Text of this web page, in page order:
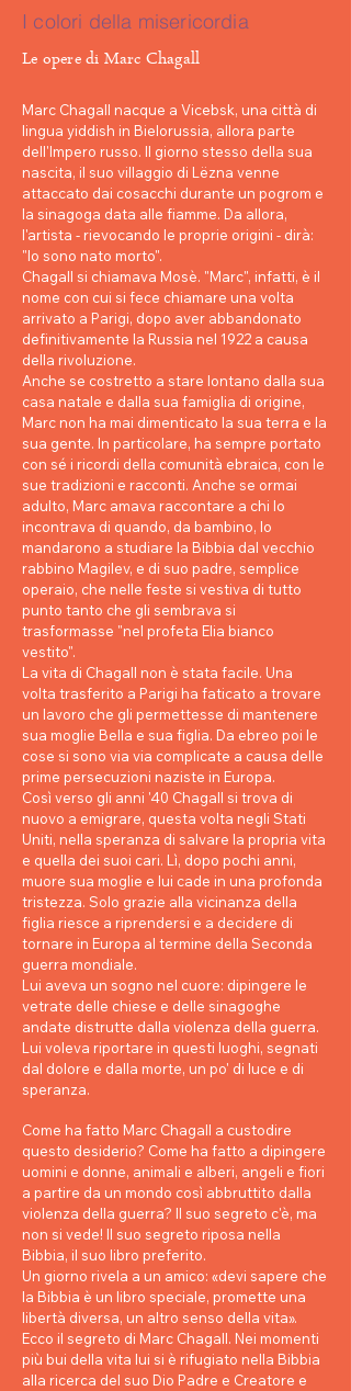
I colori della misericordia
Le opere di Marc Chagall
Marc Chagall nacque a Vicebsk, una città di
lingua yiddish in Bielorussia, allora parte
dell'Impero russo. Il giorno stesso della sua
nascita, il suo villaggio di Lëzna venne
attaccato dai cosacchi durante un pogrom e
la sinagoga data alle fiamme. Da allora,
l'artista - rievocando le proprie origini - dirà:
"lo sono nato morto".
Chagall si chiamava Mosè. "Marc", infatti, è il
nome con cui si fece chiamare una volta
arrivato a Parigi, dopo aver abbandonato
definitivamente la Russia nel 1922 a causa
della rivoluzione.
Anche se costretto a stare lontano dalla sua
casa natale e dalla sua famiglia di origine,
Marc non ha mai dimenticato la sua terra e la
sua gente. In particolare, ha sempre portato
con sé i ricordi della comunità ebraica, con le
sue tradizioni e racconti. Anche se ormai
adulto, Marc amava raccontare a chi lo
incontrava di quando, da bambino, lo
mandarono a studiare la Bibbia dal vecchio
rabbino Magilev, e di suo padre, semplice
operaio, che nelle feste si vestiva di tutto
punto tanto che gli sembrava si
trasformasse "nel profeta Elia bianco
vestito".
La vita di Chagall non è stata facile. Una
volta trasferito a Parigi ha faticato a trovare
un lavoro che gli permettesse di mantenere
sua moglie Bella e sua figlia. Da ebreo poi le
cose si sono via via complicate a causa delle
prime persecuzioni naziste in Europa.
Così verso gli anni '40 Chagall si trova di
nuovo a emigrare, questa volta negli Stati
Uniti, nella speranza di salvare la propria vita
e quella dei suoi cari. Lì, dopo pochi anni,
muore sua moglie e lui cade in una profonda
tristezza. Solo grazie alla vicinanza della
figlia riesce a riprendersi e a decidere di
tornare in Europa al termine della Seconda
guerra mondiale.
Lui aveva un sogno nel cuore: dipingere le
vetrate delle chiese e delle sinagoghe
andate distrutte dalla violenza della guerra.
Lui voleva riportare in questi luoghi, segnati
dal dolore e dalla morte, un po' di luce e di
speranza.
Come ha fatto Marc Chagall a custodire
questo desiderio? Come ha fatto a dipingere
uomini e donne, animali e alberi, angeli e fiori
a partire da un mondo così abbruttito dalla
violenza della guerra? II suo segreto c'è, ma
non si vede! II suo segreto riposa nella
Bibbia, il suo libro preferito.
Un giorno rivela a un amico: «devi sapere che
la Bibbia è un libro speciale, promette una
libertà diversa, un altro senso della vita».
Ecco il segreto di Marc Chagall. Nei momenti
più bui della vita lui si è rifugiato nella Bibbia
alla ricerca del suo Dio Padre e Creatore e